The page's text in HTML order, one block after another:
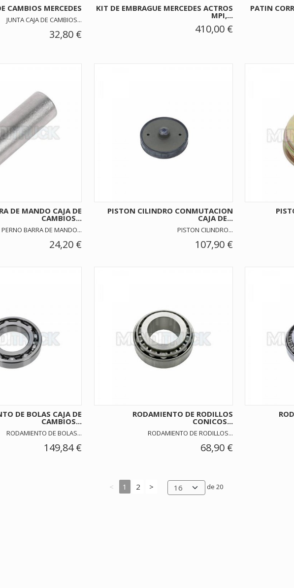
CAMBIOS MERCEDES
JUNTA CAJA DE CAMBIOS...
32,80 €
KIT DE EMBRAGUE MERCEDES ACTROS
MPI,...
410,00 €
PATIN
DE MANDO CAJA DE
CAMBIOS...
PERNO BARRA DE MANDO...
24,20 €
PISTON CILINDRO CONMUTACION
CAJA DE...
PISTON CILINDRO...
107,90 €
DE BOLAS CAJA DE
CAMBIOS...
RODAMIENTO DE BOLAS...
149,84 €
RODAMIENTO DE RODILLOS
CONICOS...
RODAMIENTO DE RODILLOS...
68,90 €
< 1 2 > de 20